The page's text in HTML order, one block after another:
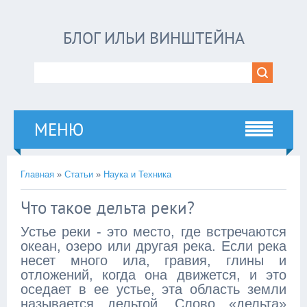
БЛОГ ИЛЬИ ВИНШТЕЙНА
МЕНЮ
Главная » Статьи » Наука и Техника
Что такое дельта реки?
Устье реки - это место, где встречаются
океан, озеро или другая река. Если река
несет много ила, гравия, глины и
отложений, когда она движется, и это
оседает в ее устье, эта область земли
называется дельтой. Слово «дельта»